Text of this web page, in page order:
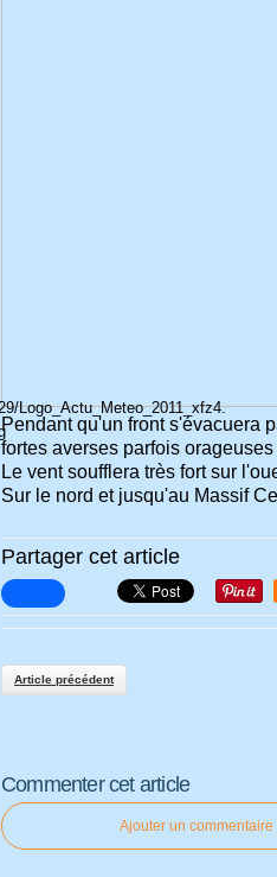
Pendant qu'un front s'évacuera
fortes averses parfois
Le vent soufflera très fort sur
Sur le nord et jusqu'au Massif
Partager cet article
Article précédent
Commenter cet article
Ajouter un commentaire